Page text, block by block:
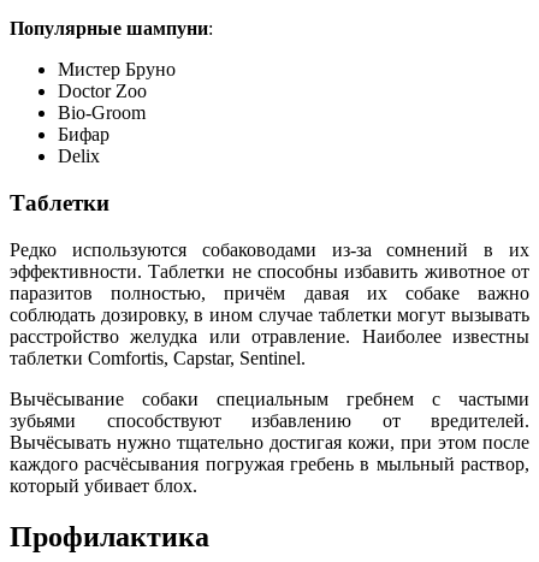
Популярные шампуни:
Мистер Бруно
Doctor Zoo
Bio-Groom
Бифар
Delix
Таблетки
Редко используются собаководами из-за сомнений в их
эффективности. Таблетки не способны избавить животное от
паразитов полностью, причём давая их собаке важно
соблюдать дозировку, в ином случае таблетки могут вызывать
расстройство желудка или отравление. Наиболее известны
таблетки Comfortis, Capstar, Sentinel.
Вычёсывание собаки специальным гребнем с частыми
зубьями способствуют избавлению от вредителей.
Вычёсывать нужно тщательно достигая кожи, при этом после
каждого расчёсывания погружая гребень в мыльный раствор,
который убивает блох.
Профилактика